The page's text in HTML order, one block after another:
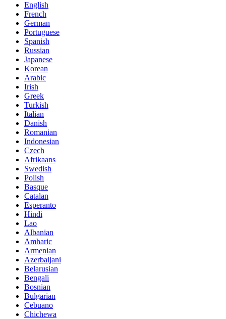
English
French
German
Portuguese
Spanish
Russian
Japanese
Korean
Arabic
Irish
Greek
Turkish
Italian
Danish
Romanian
Indonesian
Czech
Afrikaans
Swedish
Polish
Basque
Catalan
Esperanto
Hindi
Lao
Albanian
Amharic
Armenian
Azerbaijani
Belarusian
Bengali
Bosnian
Bulgarian
Cebuano
Chichewa